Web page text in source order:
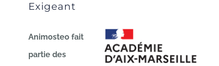
Exigeant
Animosteo fait
partie des